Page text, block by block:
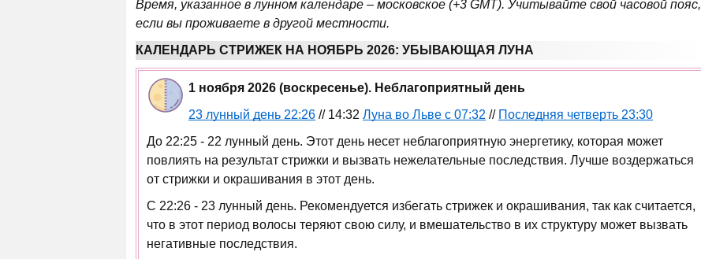
Время, указанное в лунном календаре – московское (+3 GMT). Учитывайте свой часовой пояс,
если вы проживаете в другой местности.
КАЛЕНДАРЬ СТРИЖЕК НА НОЯБРЬ 2026: УБЫВАЮЩАЯ ЛУНА
1 ноября 2026 (воскресенье). Неблагоприятный день
23 лунный день 22:26 // 14:32 Луна во Льве с 07:32 // Последняя четверть 23:30
До 22:25 - 22 лунный день. Этот день несет неблагоприятную энергетику, которая может
повлиять на результат стрижки и вызвать нежелательные последствия. Лучше воздержаться
от стрижки и окрашивания в этот день.
С 22:26 - 23 лунный день. Рекомендуется избегать стрижек и окрашивания, так как считается,
что в этот период волосы теряют свою силу, и вмешательство в их структуру может вызвать
негативные последствия.